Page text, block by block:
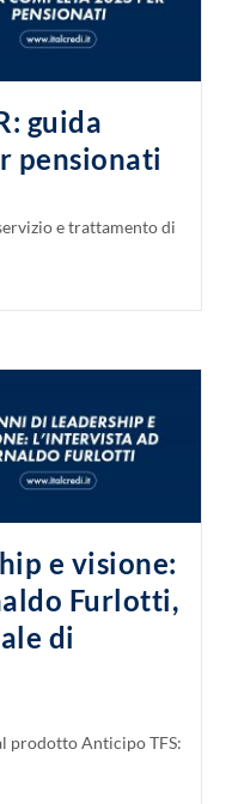
guida
pensionati
e trattamento di
e visione:
Furlotti,
di
prodotto Anticipo TFS: